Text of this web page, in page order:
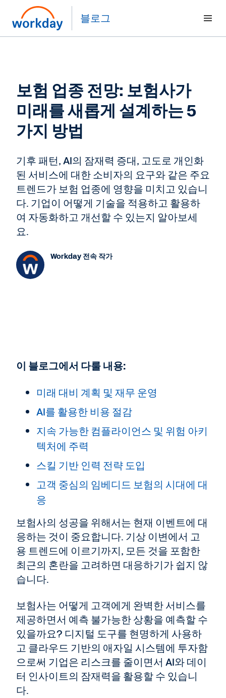
블로그
보험 업종 전망: 보험사가
미래를 새롭게 설계하는 5
가지 방법
기후 패턴, AI의 잠재력 증대, 고도로 개인화
된 서비스에 대한 소비자의 요구와 같은 주요
트렌드가 보험 업종에 영향을 미치고 있습니
다. 기업이 어떻게 기술을 적용하고 활용하
여 자동화하고 개선할 수 있는지 알아보세
요.
Workday 전속 작가
이 블로그에서 다룰 내용:
미래 대비 계획 및 재무 운영
AI를 활용한 비용 절감
지속 가능한 컴플라이언스 및 위험 아키
텍처에 주력
스킬 기반 인력 전략 도입
고객 중심의 임베디드 보험의 시대에 대
응
보험사의 성공을 위해서는 현재 이벤트에 대
응하는 것이 중요합니다. 기상 이변에서 고
용 트렌드에 이르기까지, 모든 것을 포함한
최근의 혼란을 고려하면 대응하기가 쉽지 않
습니다.
보험사는 어떻게 고객에게 완벽한 서비스를
제공하면서 예측 불가능한 상황을 예측할 수
있을까요? 디지털 도구를 현명하게 사용하
고 클라우드 기반의 애자일 시스템에 투자함
으로써 기업은 리스크를 줄이면서 AI와 데이
터 인사이트의 잠재력을 활용할 수 있습니
다.